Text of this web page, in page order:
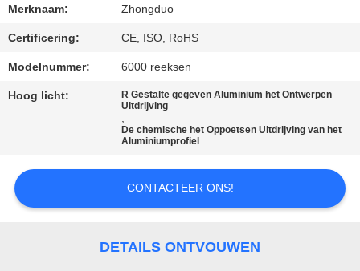
EEN
CITAAT
PRIVACY
POLICY
Merknaam: Zhongduo
Certificering: CE, ISO, RoHS
Modelnummer: 6000 reeksen
Hoog licht:
R Gestalte gegeven Aluminium het Ontwerpen
Uitdrijving
,
De chemische het Oppoetsen Uitdrijving van het
Aluminiumprofiel
CONTACTEER ONS!
DETAILS ONTVOUWEN